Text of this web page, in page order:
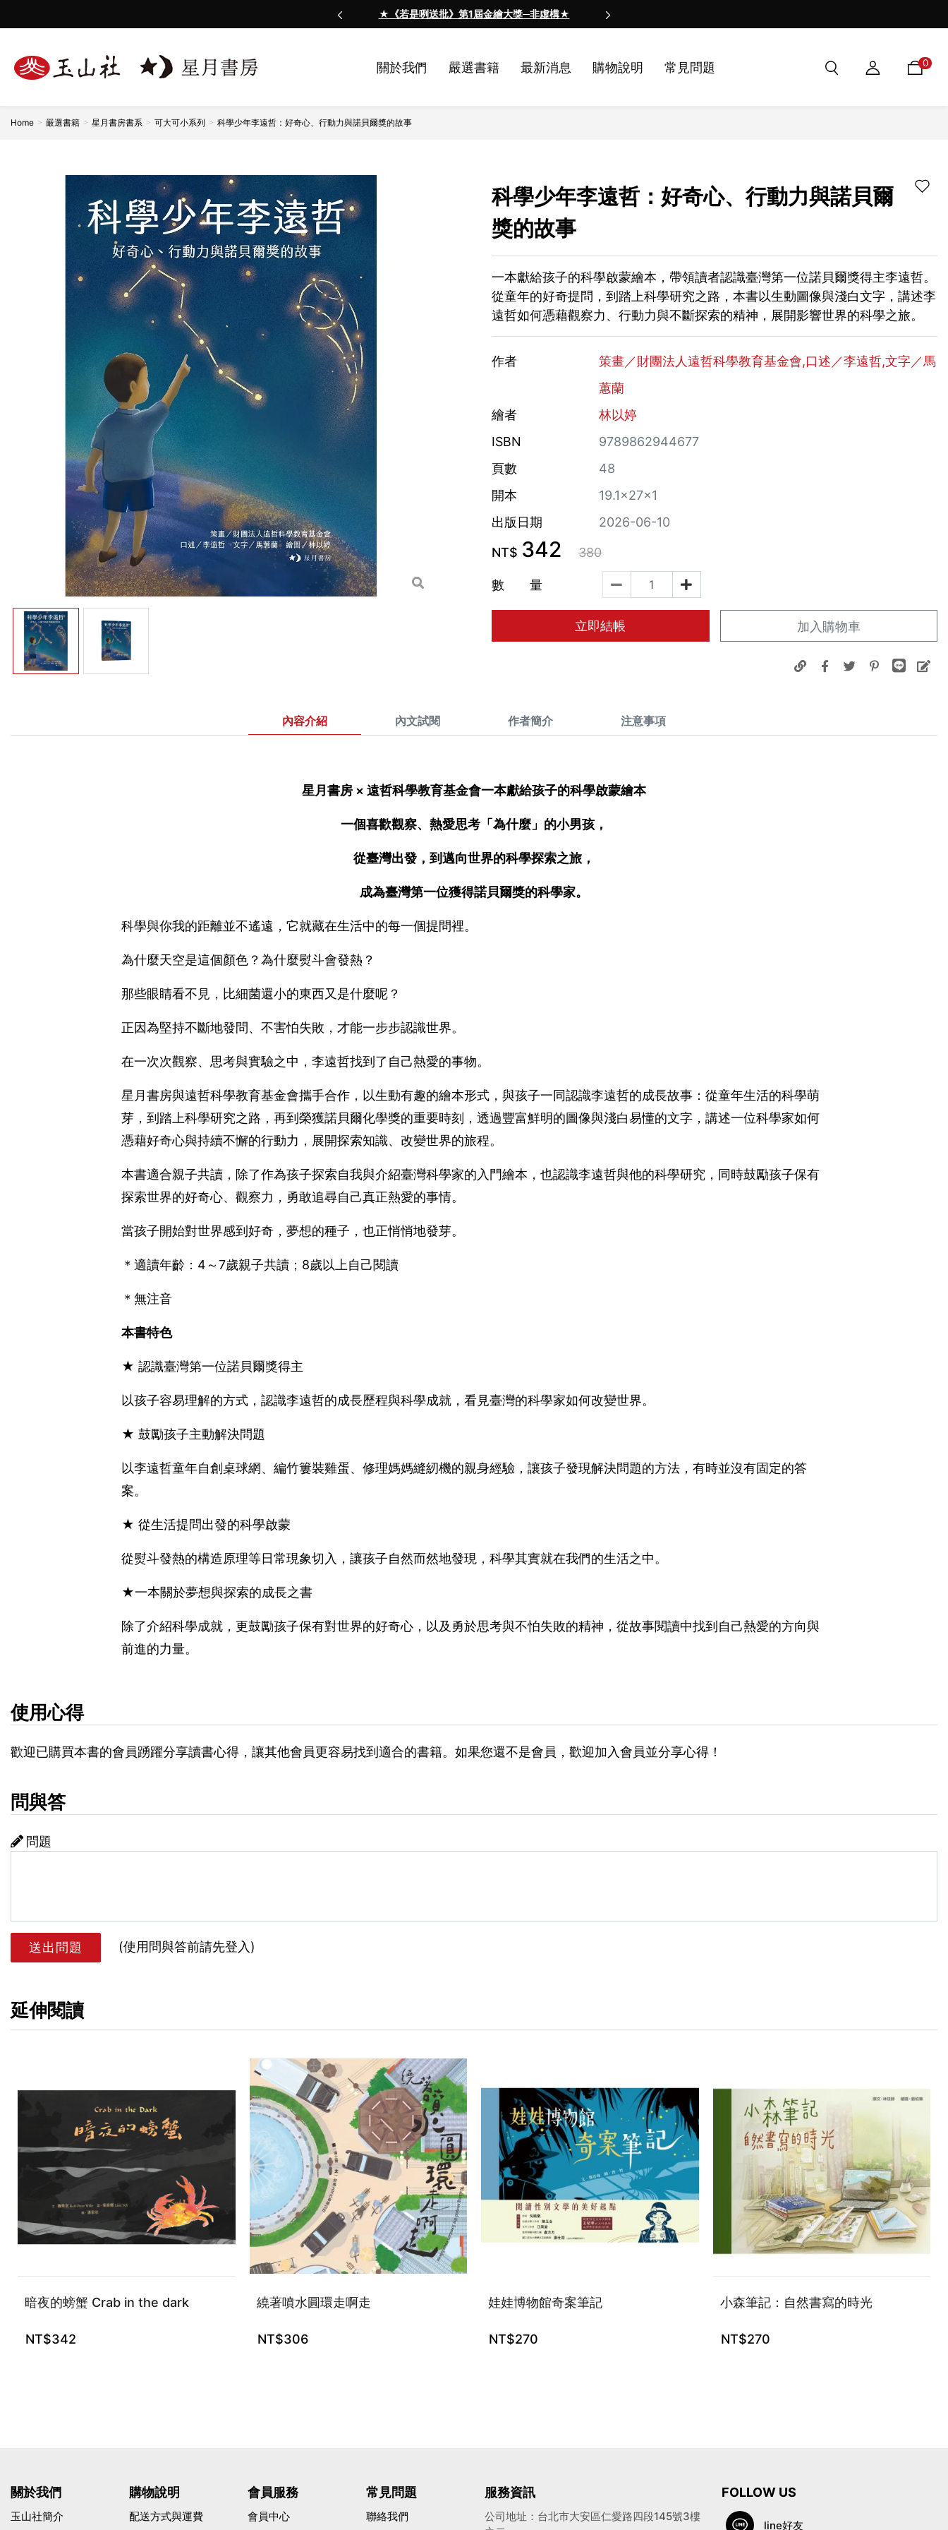
★《若是咧送批》第1屆金繪大獎─非虛構★
關於我們 嚴選書籍 最新消息 購物說明 常見問題 0
Home 嚴選書籍 星月書房書系 可大可小系列 科學少年李遠哲：好奇心、行動力與諾貝爾獎的故事
科學少年李遠哲：好奇心、行動力與諾貝爾
獎的故事
一本獻給孩子的科學啟蒙繪本，帶領讀者認識臺灣第一位諾貝爾獎得主李遠哲。
從童年的好奇提問，到踏上科學研究之路，本書以生動圖像與淺白文字，講述李
遠哲如何憑藉觀察力、行動力與不斷探索的精神，展開影響世界的科學之旅。
作者
策畫／財團法人遠哲科學教育基金會,口述／李遠哲,文字／馬
蕙蘭
繪者
林以婷
ISBN
9789862944677
頁數
48
開本
19.1×27×1
出版日期
2026-06-10
NT$ 342 380
數 量
立即結帳 加入購物車
內容介紹 內文試閱 作者簡介 注意事項
星月書房 × 遠哲科學教育基金會一本獻給孩子的科學啟蒙繪本
一個喜歡觀察、熱愛思考「為什麼」的小男孩，
從臺灣出發，到邁向世界的科學探索之旅，
成為臺灣第一位獲得諾貝爾獎的科學家。
科學與你我的距離並不遙遠，它就藏在生活中的每一個提問裡。
為什麼天空是這個顏色？為什麼熨斗會發熱？
那些眼睛看不見，比細菌還小的東西又是什麼呢？
正因為堅持不斷地發問、不害怕失敗，才能一步步認識世界。
在一次次觀察、思考與實驗之中，李遠哲找到了自己熱愛的事物。
星月書房與遠哲科學教育基金會攜手合作，以生動有趣的繪本形式，與孩子一同認識李遠哲的成長故事：從童年生活的科學萌
芽，到踏上科學研究之路，再到榮獲諾貝爾化學獎的重要時刻，透過豐富鮮明的圖像與淺白易懂的文字，講述一位科學家如何
憑藉好奇心與持續不懈的行動力，展開探索知識、改變世界的旅程。
本書適合親子共讀，除了作為孩子探索自我與介紹臺灣科學家的入門繪本，也認識李遠哲與他的科學研究，同時鼓勵孩子保有
探索世界的好奇心、觀察力，勇敢追尋自己真正熱愛的事情。
當孩子開始對世界感到好奇，夢想的種子，也正悄悄地發芽。
＊適讀年齡：4～7歲親子共讀；8歲以上自己閱讀
＊無注音
本書特色
★ 認識臺灣第一位諾貝爾獎得主
以孩子容易理解的方式，認識李遠哲的成長歷程與科學成就，看見臺灣的科學家如何改變世界。
★ 鼓勵孩子主動解決問題
以李遠哲童年自創桌球網、編竹簍裝雞蛋、修理媽媽縫紉機的親身經驗，讓孩子發現解決問題的方法，有時並沒有固定的答
案。
★ 從生活提問出發的科學啟蒙
從熨斗發熱的構造原理等日常現象切入，讓孩子自然而然地發現，科學其實就在我們的生活之中。
★一本關於夢想與探索的成長之書
除了介紹科學成就，更鼓勵孩子保有對世界的好奇心，以及勇於思考與不怕失敗的精神，從故事閱讀中找到自己熱愛的方向與
前進的力量。
使用心得
歡迎已購買本書的會員踴躍分享讀書心得，讓其他會員更容易找到適合的書籍。如果您還不是會員，歡迎加入會員並分享心得！
問與答
問題
送出問題 (使用問與答前請先登入)
延伸閱讀
暗夜的螃蟹 Crab in the dark
NT$342
繞著噴水圓環走啊走
NT$306
娃娃博物館奇案筆記
NT$270
小森筆記：自然書寫的時光
NT$270
關於我們
玉山社簡介
購物說明
配送方式與運費
會員服務
會員中心
常見問題
聯絡我們
服務資訊
公司地址：台北市大安區仁愛路四段145號3樓
FOLLOW US
line好友